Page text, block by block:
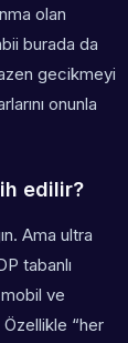
olan
burada da
gecikmeyi
onunla
edilir?
Ama ultra
tabanlı
ve
“her